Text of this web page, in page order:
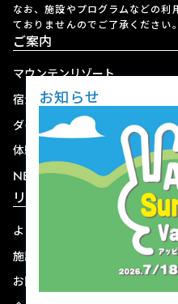
なお、施設やプログラムなどの利
ておりませんのでご了承ください。
ご案内
マウンテンリゾート
宿泊
ダイニング
体験
NEWS
リゾート情報
よくある質問
施設連絡先一覧
お問い合わせ
お知らせ